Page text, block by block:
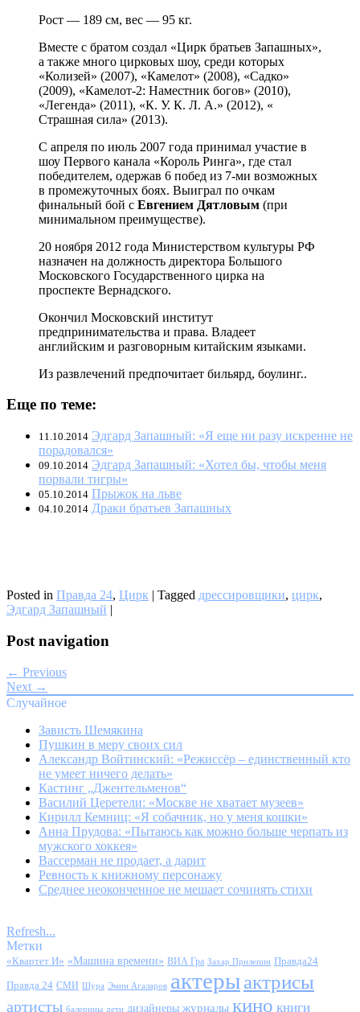
Рост — 189 см, вес — 95 кг.
Вместе с братом создал «Цирк братьев Запашных»,
а также много цирковых шоу, среди которых
«Колизей» (2007), «Камелот» (2008), «Садко»
(2009), «Камелот-2: Наместник богов» (2010),
«Легенда» (2011), «К. У. К. Л. А.» (2012), «
Страшная сила» (2013).
С апреля по июль 2007 года принимал участие в
шоу Первого канала «Король Ринга», где стал
победителем, одержав 6 побед из 7-ми возможных
в промежуточных боях. Выиграл по очкам
финальный бой с Евгением Дятловым (при
минимальном преимуществе).
20 ноября 2012 года Министерством культуры РФ
назначен на должность директора Большого
Московского Государственного цирка на
проспекте Вернадского.
Окончил Московский институт
предпринимательства и права. Владеет
английским и разговорным китайским языками.
Из развлечений предпочитает бильярд, боулинг..
Еще по теме:
11.10.2014 Эдгард Запашный: «Я еще ни разу искренне не
порадовался»
09.10.2014 Эдгард Запашный: «Хотел бы, чтобы меня
порвали тигры»
05.10.2014 Прыжок на льве
04.10.2014 Драки братьев Запашных
Posted in Правда 24, Цирк | Tagged дрессировщики, цирк,
Эдгард Запашный |
Post navigation
← Previous
Next →
Случайное
Зависть Шемякина
Пушкин в меру своих сил
Александр Войтинский: «Режиссёр – единственный кто
не умеет ничего делать»
Кастинг „Джентельменов“
Василий Церетели: «Москве не хватает музеев»
Кирилл Кемниц: «Я собачник, но у меня кошки»
Анна Прудова: «Пытаюсь как можно больше черпать из
мужского хоккея»
Вассерман не продает, а дарит
Ревность к книжному персонажу
Среднее неоконченное не мешает сочинять стихи
Refresh...
Метки
«Квартет И» «Машина времени» ВИА Гра Захар Прилепин Правда24
Правда 24 СМИ Шура Эмин Агаларов актерыактрисы
артисты балерины дети дизайнеры журналы кино книги